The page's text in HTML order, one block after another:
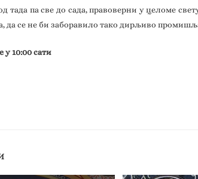
тада па све до сада, правоверни у целоме
да се не би заборавило тако дирљиво
у 10:00 сати